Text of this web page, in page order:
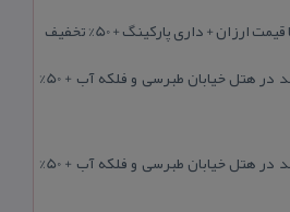
+ داری پارکینگ + 50% تخفیف
لیست هتل آپارتمان های مشهد در هتل خیابان طبرسی و فلکه آب + 50%
لیست هتل آپارتمان های مشهد در هتل خیابان طبرسی و فلکه آب + 50%